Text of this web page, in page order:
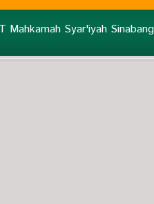
Mahkamah Syar'iyah Sinabang